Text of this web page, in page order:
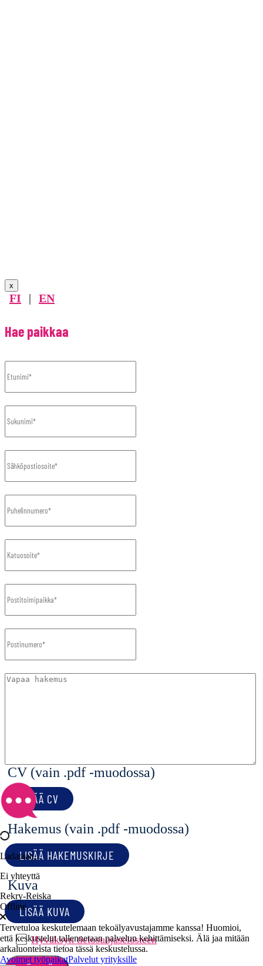
Ladataan...
Ei yhteyttä
Rekry-Reiska
Offline
Tervetuloa keskutelemaan tekoälyavustajamme kanssa! Huomioi,
että keskustelut tallennetaan palvelun kehittämiseksi. Älä jaa mitään
arkaluonteista tietoa tässä keskustelussa.
Avoimet työpaikatPalvelut yrityksille
x
FI | EN
Hae paikkaa
CV (vain .pdf -muodossa)
LISÄÄ CV
Hakemus (vain .pdf -muodossa)
LISÄÄ HAKEMUSKIRJE
Kuva
LISÄÄ KUVA
Hyväksyn tietosuojaselosteen